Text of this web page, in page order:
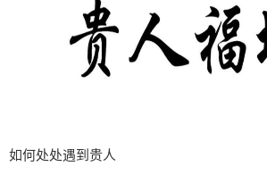
如何处处遇到贵人